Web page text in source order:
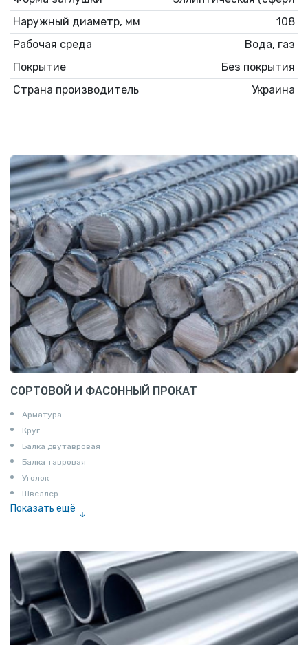
Наружный диаметр, мм
108
Рабочая среда
Вода, газ
Покрытие
Без покрытия
Страна производитель
Украина
СОРТОВОЙ И ФАСОННЫЙ ПРОКАТ
Арматура
Круг
Балка двутавровая
Балка тавровая
Уголок
Швеллер
Показать ещё
Катанка
Шестигранник
Полособульб
Полукруг
Шпунт Ларсена